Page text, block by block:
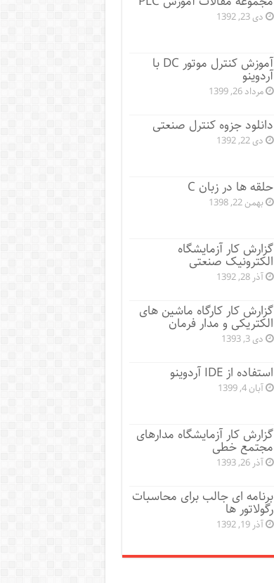
دی 23, 1392
آموزش کنترل موتور DC با
آردوینو
مرداد 26, 1399
دانلود جزوه کنترل صنعتی
دی 22, 1392
حلقه ها در زبان C
بهمن 22, 1398
گزارش کار آزمایشگاه
الکترونیک صنعتی
آذر 28, 1392
گزارش کار کارگاه ماشین های
الکتریکی و مدار فرمان
دی 3, 1393
استفاده از IDE آردوینو
آبان 4, 1399
گزارش کار آزمایشگاه مدارهای
مجتمع خطی
آذر 26, 1393
برنامه ای جالب برای محاسبات
رگولاتور ها
آذر 19, 1392